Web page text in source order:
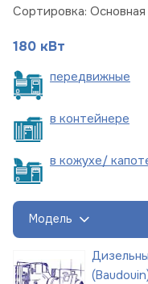
Сортировка:
180 кВт
передвижные
в контейнере
в кожухе/
Модель